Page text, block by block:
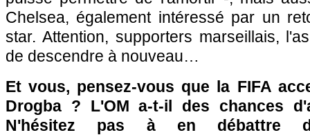
Chelsea, également intéressé par un
star. Attention, supporters marseillais,
de descendre à nouveau…
Et vous, pensez-vous que la FIFA
Drogba ? L'OM a-t-il des chances
N'hésitez pas à en débattre